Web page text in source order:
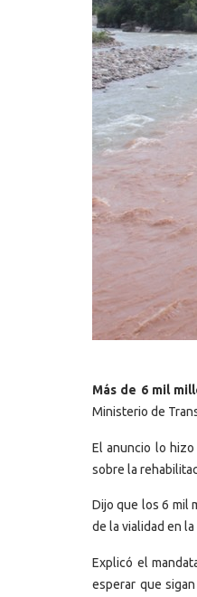
Más de 6 mil
Ministerio de
El anuncio lo
sobre la
Dijo que los 6 mil
de la vialidad en
Explicó el
esperar que